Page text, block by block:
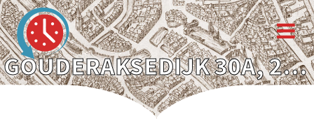
GOUDERAKSEDIJK 30A, 2808NG, GOUDA